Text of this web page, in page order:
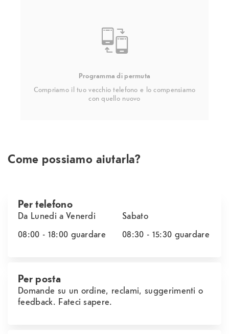
Programma di permuta
Compriamo il tuo vecchio telefono e lo compensiamo
con quello nuovo
Come possiamo aiutarla?
Per telefono
Da Lunedi a Venerdi
08:00 - 18:00 guardare
Sabato
08:30 - 15:30 guardare
Per posta
Domande su un ordine, reclami, suggerimenti o
feedback. Fateci sapere.